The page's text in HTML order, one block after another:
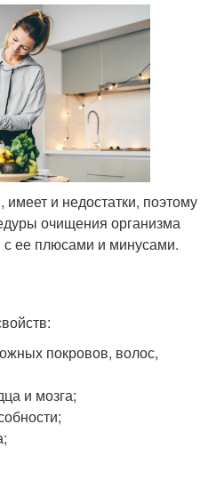
и недостатки, поэтому
очищения организма
с ее плюсами и минусами.
покровов, волос,
и мозга;